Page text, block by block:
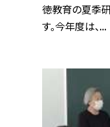
徳教育の夏季
す。今年度は、...